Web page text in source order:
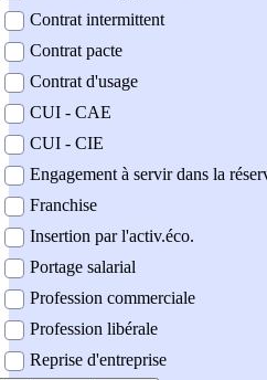
Contrat intermittent
Contrat pacte
Contrat d'usage
CUI - CAE
CUI - CIE
Engagement à servir dans la
Franchise
Insertion par l'activ.éco.
Portage salarial
Profession commerciale
Profession libérale
Reprise d'entreprise